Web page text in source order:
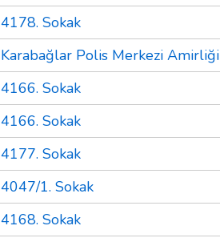
4178. Sokak
Karabağlar Polis Merkezi Amirliği
4166. Sokak
4166. Sokak
4177. Sokak
4047/1. Sokak
4168. Sokak